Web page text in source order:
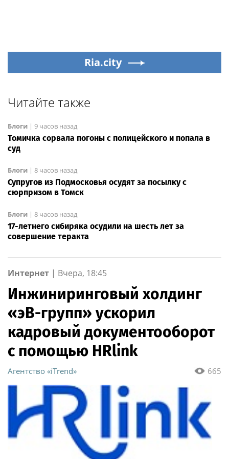
Ria.city
Читайте также
Блоги | 9 часов назад
Томичка сорвала погоны с полицейского и попала в
суд
Блоги | 8 часов назад
Супругов из Подмосковья осудят за посылку с
сюрпризом в Томск
Блоги | 8 часов назад
17-летнего сибиряка осудили на шесть лет за
совершение теракта
Интернет | Вчера, 18:45
Инжиниринговый холдинг
«эВ-групп» ускорил
кадровый документооборот
с помощью HRlink
665
Агентство «iTrend»